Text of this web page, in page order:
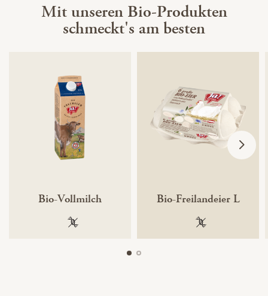
Mit unseren Bio-Produkten
schmeckt's am besten
Bio-Vollmilch
100 % gentechnikfrei
Bio-Freilandeier L
100 %